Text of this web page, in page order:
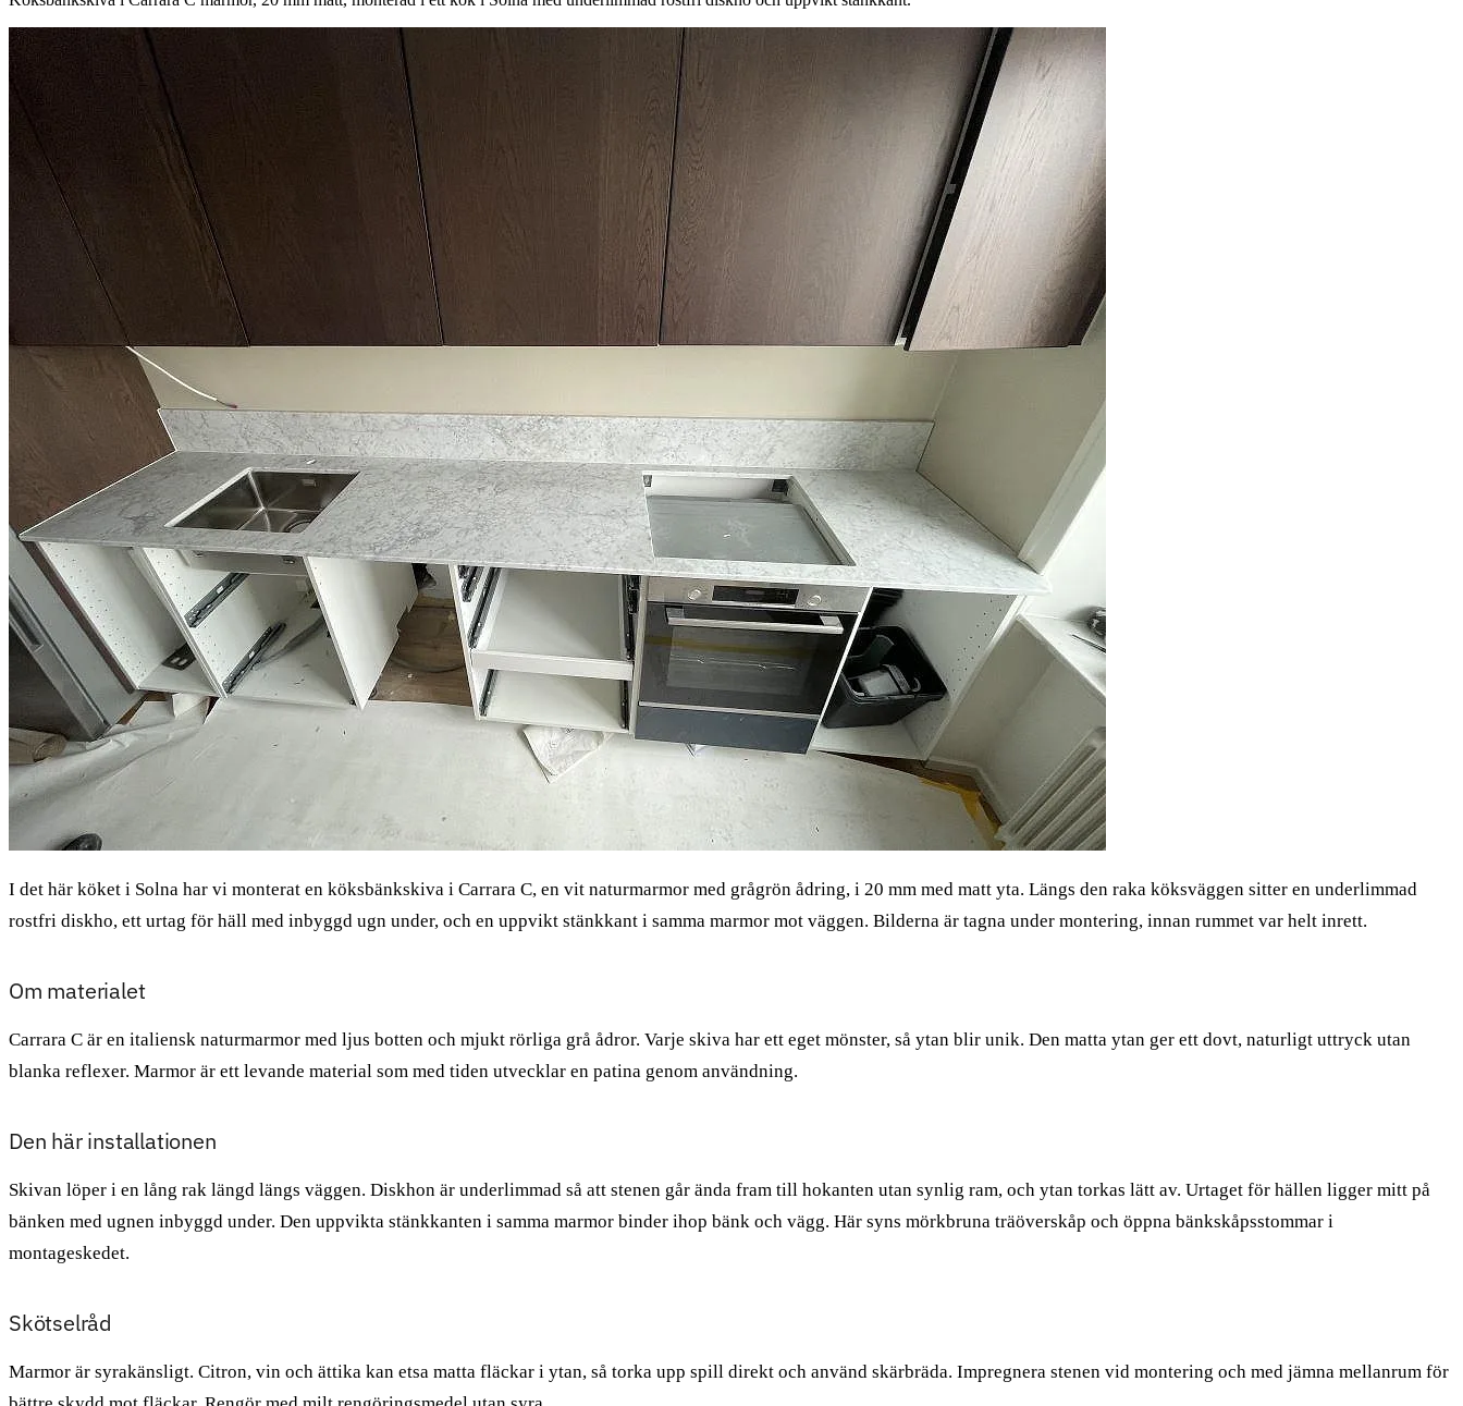
I det här köket i Solna har vi monterat en köksbänkskiva i Carrara C, en vit naturmarmor med grågrön ådring, i 20 mm med matt yta. Längs den raka köksväggen sitter en underlimmad
rostfri diskho, ett urtag för häll med inbyggd ugn under, och en uppvikt stänkkant i samma marmor mot väggen. Bilderna är tagna under montering, innan rummet var helt inrett.
Om materialet
Carrara C är en italiensk naturmarmor med ljus botten och mjukt rörliga grå ådror. Varje skiva har ett eget mönster, så ytan blir unik. Den matta ytan ger ett dovt, naturligt uttryck utan
blanka reflexer. Marmor är ett levande material som med tiden utvecklar en patina genom användning.
Den här installationen
Skivan löper i en lång rak längd längs väggen. Diskhon är underlimmad så att stenen går ända fram till hokanten utan synlig ram, och ytan torkas lätt av. Urtaget för hällen ligger mitt på
bänken med ugnen inbyggd under. Den uppvikta stänkkanten i samma marmor binder ihop bänk och vägg. Här syns mörkbruna träöverskåp och öppna bänkskåpsstommar i
montageskedet.
Skötselråd
Marmor är syrakänsligt. Citron, vin och ättika kan etsa matta fläckar i ytan, så torka upp spill direkt och använd skärbräda. Impregnera stenen vid montering och med jämna mellanrum för